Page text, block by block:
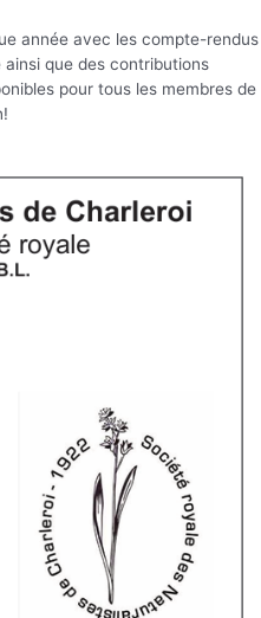
année avec les compte-rendus
que des contributions
pour tous les membres de